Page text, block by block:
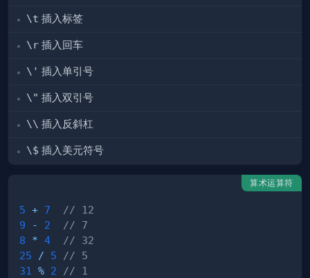
\t 插入标签
\r 插入回车
\' 插入单引号
\" 插入双引号
\\ 插入反斜杠
\$ 插入美元符号
算术运算符
5 + 7
// 12
9
- 2
// 7
8
* 4
// 32
25
/ 5
// 5
31
% 2 // 1